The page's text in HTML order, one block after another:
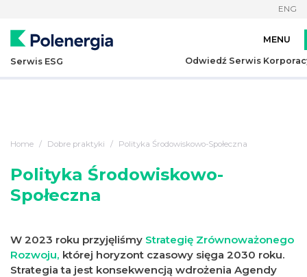
ENG
Serwis ESG Odwiedź Serwis
Home Dobre praktyki Polityka Środowiskowo-Społeczna
Polityka Środowiskowo-
Społeczna
W 2023 roku przyjęliśmy Strategię Zrównoważonego
Rozwoju, której horyzont czasowy sięga 2030 roku.
Strategia ta jest konsekwencją wdrożenia Agendy